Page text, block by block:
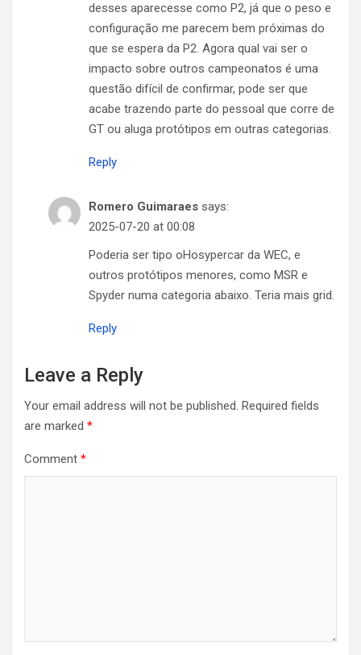
desses aparecesse como P2, já que o peso e
configuração me parecem bem próximas do
que se espera da P2. Agora qual vai ser o
impacto sobre outros campeonatos é uma
questão difícil de confirmar, pode ser que
acabe trazendo parte do pessoal que corre de
GT ou aluga protótipos em outras categorias.
Reply
Romero Guimaraes says:
2025-07-20 at 00:08
Poderia ser tipo oHosypercar da WEC, e
outros protótipos menores, como MSR e
Spyder numa categoria abaixo. Teria mais grid.
Reply
Leave a Reply
Your email address will not be published. Required fields
are marked *
Comment *